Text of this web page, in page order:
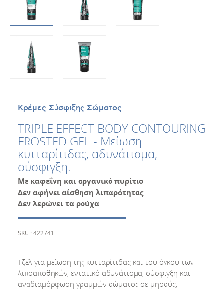
Κρέμες Σύσφιξης Σώματος
TRIPLE EFFECT BODY CONTOURING
FROSTED GEL - Μείωση
κυτταρίτιδας, αδυνάτισμα,
σύσφιγξη.
Με καφεΐνη και οργανικό πυρίτιο
Δεν αφήνει αίσθηση λιπαρότητας
Δεν λερώνει τα ρούχα
SKU : 422741
Τζελ για μείωση της κυτταρίτιδας και του όγκου των
λιποαποθηκών, εντατικό αδυνάτισμα, σύσφιγξη και
αναδιαμόρφωση γραμμών σώματος σε μηρούς,